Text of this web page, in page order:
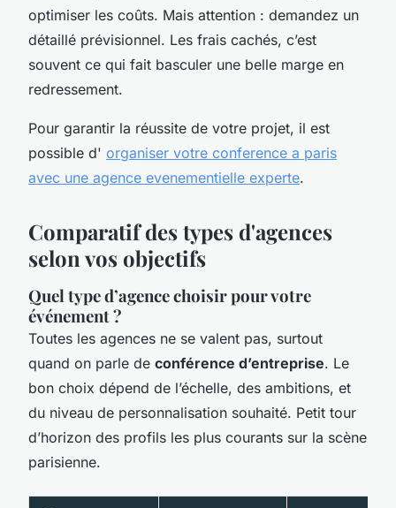
optimiser les coûts. Mais attention : demandez un
détaillé prévisionnel. Les frais cachés, c’est
souvent ce qui fait basculer une belle marge en
redressement.
Pour garantir la réussite de votre projet, il est
possible d' organiser votre conference a paris
avec une agence evenementielle experte.
Comparatif des types d'agences
selon vos objectifs
Quel type d’agence choisir pour votre
événement ?
Toutes les agences ne se valent pas, surtout
quand on parle de conférence d’entreprise. Le
bon choix dépend de l’échelle, des ambitions, et
du niveau de personnalisation souhaité. Petit tour
d’horizon des profils les plus courants sur la scène
parisienne.